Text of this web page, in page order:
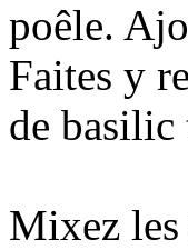
poêle.
Faites y
de basilic
Mixez les